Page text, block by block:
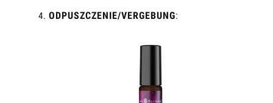
ODPUSZCZENIE/VERGEBUNG: